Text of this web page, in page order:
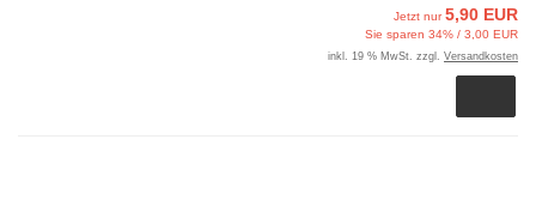
Jetzt nur5,90 EUR
Sie sparen 34% / 3,00 EUR
inkl. 19 % MwSt. zzgl. Versandkosten